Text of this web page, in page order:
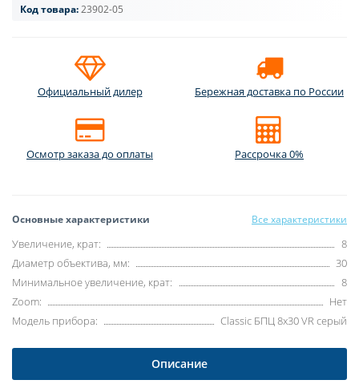
Код товара:23902-05
Официальный дилер Бережная доставка по России
Осмотр заказа до оплаты Рассрочка 0%
Основные характеристики Все характеристики
Увеличение, крат:
8
Диаметр объектива, мм:
30
Минимальное увеличение, крат:
8
Zoom:
Нет
Модель прибора:
Classic БПЦ 8x30 VR серый
Описание